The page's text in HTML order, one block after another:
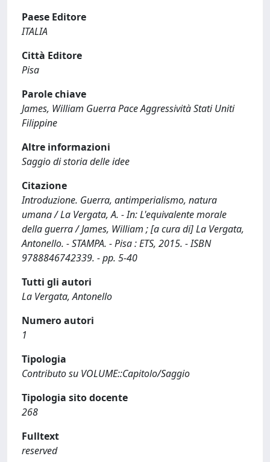
Paese Editore
ITALIA
Città Editore
Pisa
Parole chiave
James, William Guerra Pace Aggressività Stati Uniti
Filippine
Altre informazioni
Saggio di storia delle idee
Citazione
Introduzione. Guerra, antimperialismo, natura
umana / La Vergata, A. - In: L'equivalente morale
della guerra / James, William ; [a cura di] La Vergata,
Antonello. - STAMPA. - Pisa : ETS, 2015. - ISBN
9788846742339. - pp. 5-40
Tutti gli autori
La Vergata, Antonello
Numero autori
1
Tipologia
Contributo su VOLUME::Capitolo/Saggio
Tipologia sito docente
268
Fulltext
reserved